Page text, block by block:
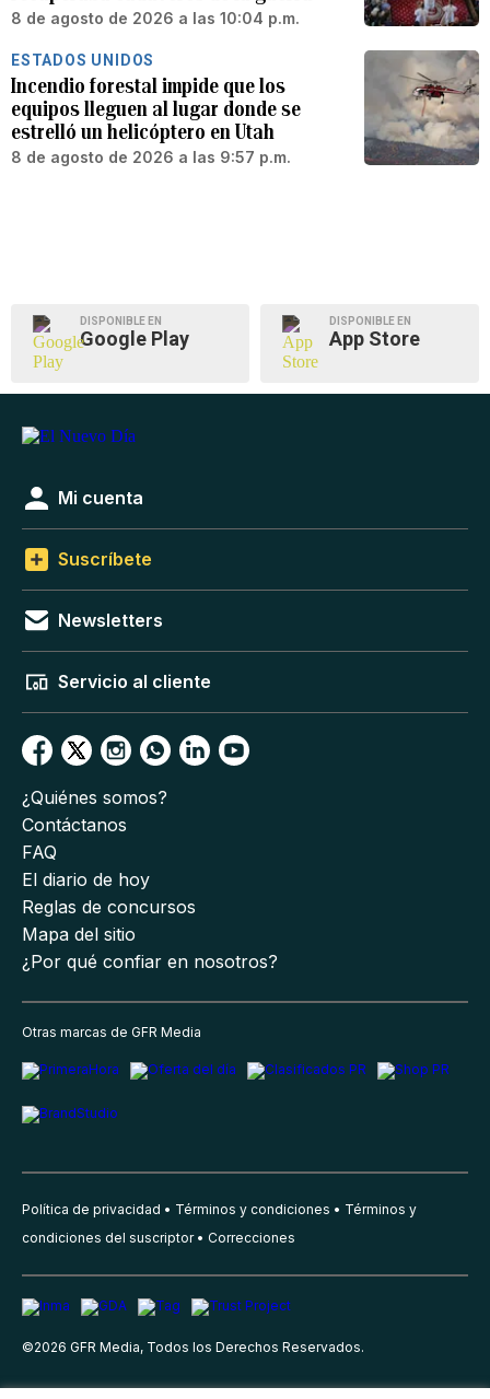
8 de agosto de 2026 a las 10:04 p.m.
ESTADOS UNIDOS
Incendio forestal impide que los
equipos lleguen al lugar donde se
estrelló un helicóptero en Utah
8 de agosto de 2026 a las 9:57 p.m.
DISPONIBLE EN
Google Play
DISPONIBLE EN
App Store
Mi cuenta
Suscríbete
Newsletters
Servicio al cliente
¿Quiénes somos?
Contáctanos
FAQ
El diario de hoy
Reglas de concursos
Mapa del sitio
¿Por qué confiar en nosotros?
Otras marcas de GFR Media
Política de privacidad Términos y condiciones
Términos y
condiciones del suscriptor
Correcciones
©2026 GFR Media, Todos los Derechos Reservados.